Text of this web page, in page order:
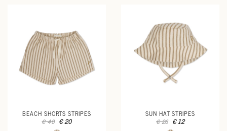
BEACH SHORTS STRIPES
€ 40 € 20
SUN HAT STRIPES
€ 26 € 12